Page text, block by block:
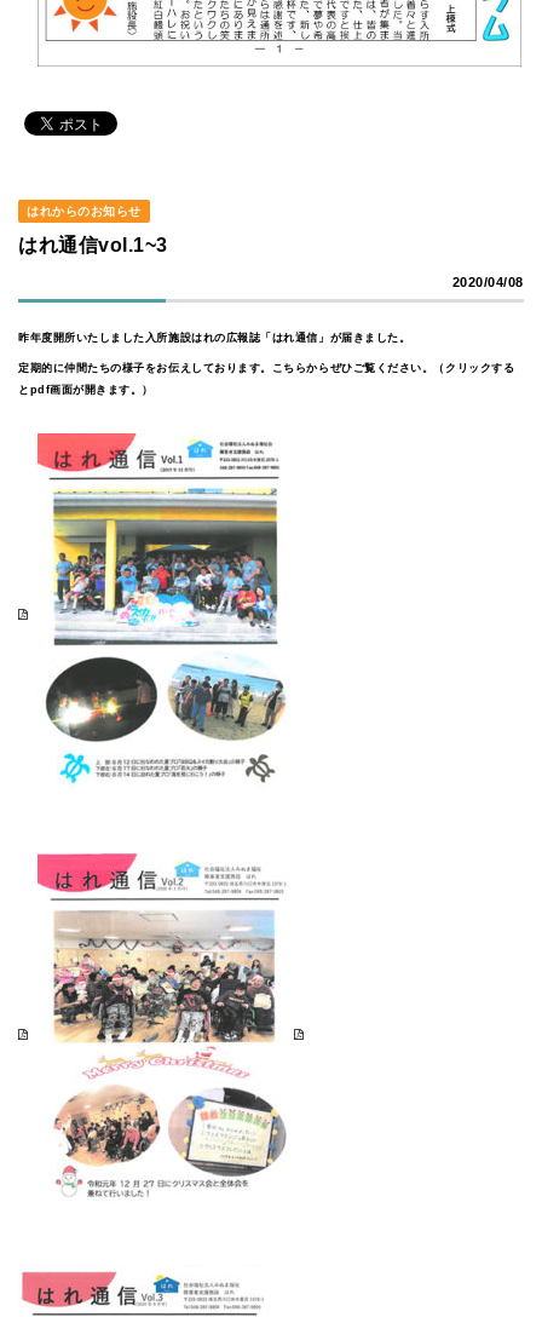
はれからのお知らせ
はれ通信vol.1~3
2020/04/08
昨年度開所いたしました入所施設はれの広報誌「はれ通信」が届きました。
定期的に仲間たちの様子をお伝えしております。こちらからぜひご覧ください。（クリックする
とpdf画面が開きます。）